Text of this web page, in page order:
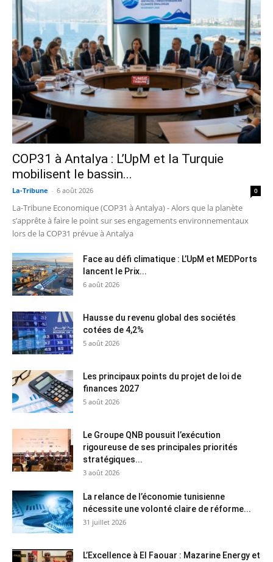
COP31 à Antalya : L’UpM et la Turquie
mobilisent le bassin...
La-Tribune - 6 août 2026 0
La-Tribune Economique (COP31 à Antalya) - Alors que la planète
s’apprête à faire le point sur ses engagements environnementaux
lors de la COP31 prévue à Antalya
Face au défi climatique : L’UpM et MEDPorts
lancent le Prix...
6 août 2026
Hausse du revenu global des sociétés
cotées de 4,2%
5 août 2026
Les principaux points du projet de loi de
finances 2027
5 août 2026
Le Groupe QNB pousuit l’exécution
rigoureuse de ses principales priorités
stratégiques...
3 août 2026
La relance de l’économie tunisienne
nécessite une volonté claire de réforme...
31 juillet 2026
L’Excellence à El Faouar : Mazarine Energy et